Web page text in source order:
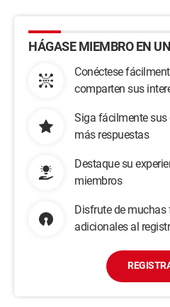
HÁGASE MIEMBRO EN
Conéctese
comparten sus
Siga fácilmente
más respuestas
Destaque su
miembros
Disfrute de
adicionales al